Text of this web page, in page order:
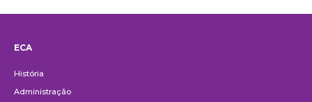
ECA
História
Administração